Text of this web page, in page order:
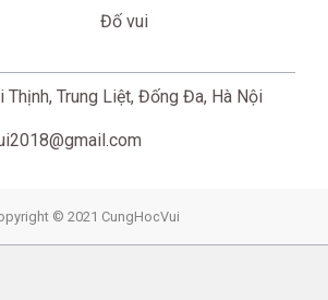
Đố vui
Thịnh, Trung Liệt, Đống Đa, Hà Nội
© 2021 CungHocVui